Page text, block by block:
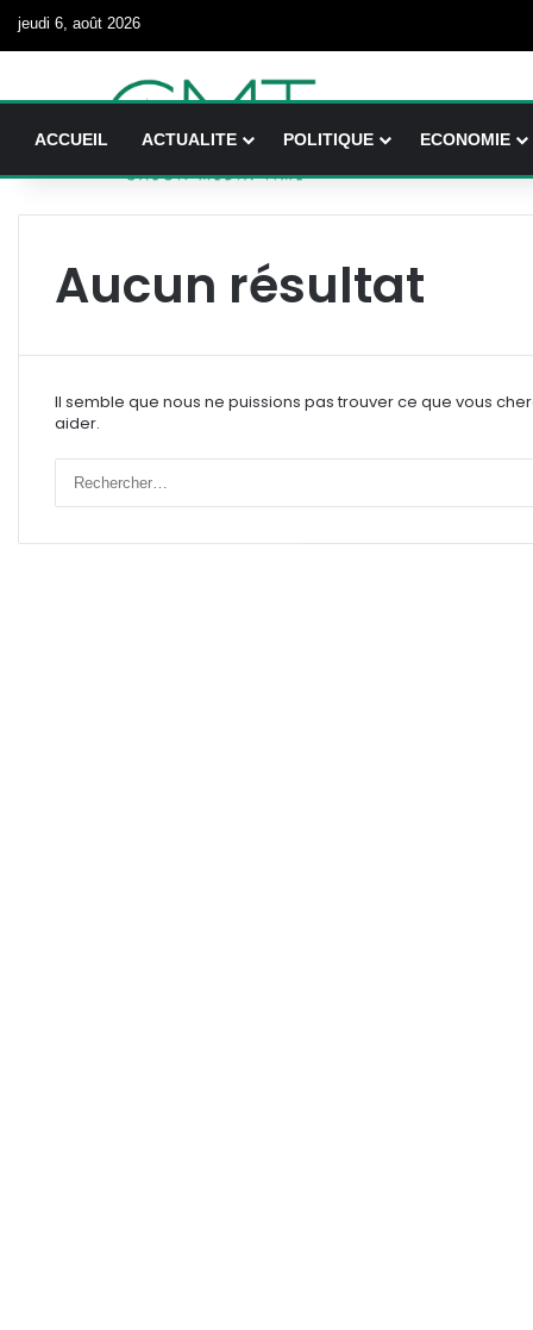
jeudi 6, août 2026
ACCUEIL ACTUALITE POLITIQUE ECONOMIE
Aucun résultat
Il semble que nous ne puissions pas trouver ce que vous
aider.